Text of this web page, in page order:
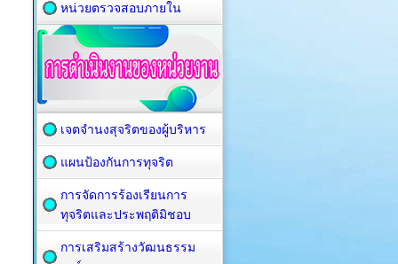
หน่วยตรวจสอบภายใน
เจตจำนงสุจริตของผู้บริหาร
แผนป้องกันการทุจริต
การจัดการร้องเรียนการ
ทุจริตและประพฤติมิชอบ
การเสริมสร้างวัฒนธรรม